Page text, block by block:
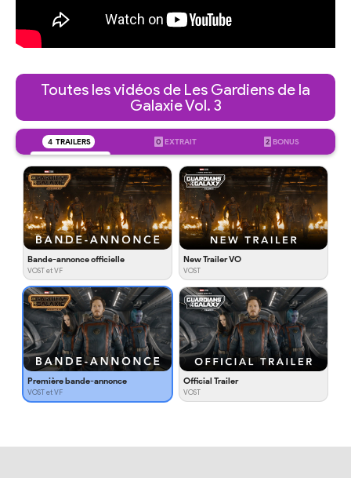
Toutes les vidéos de Les Gardiens de la
Galaxie Vol. 3
4 TRAILERS 0 EXTRAIT 2 BONUS
Bande-annonce officielle
VOST et VF
New Trailer VO
VOST
Première bande-annonce
VOST et VF
Official Trailer
VOST